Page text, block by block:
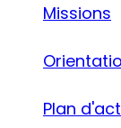
Missions
Plan